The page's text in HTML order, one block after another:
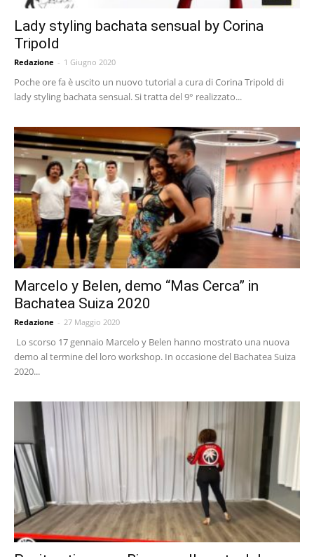
Lady styling bachata sensual by Corina
Tripold
Redazione - 1 Giugno 2020
Poche ore fa è uscito un nuovo tutorial a cura di Corina Tripold di
lady styling bachata sensual. Si tratta del 9° realizzato...
Marcelo y Belen, demo “Mas Cerca” in
Bachatea Suiza 2020
Redazione - 27 Maggio 2020
Lo scorso 17 gennaio Marcelo y Belen hanno mostrato una nuova
demo al termine del loro workshop. In occasione del Bachatea Suiza
2020...